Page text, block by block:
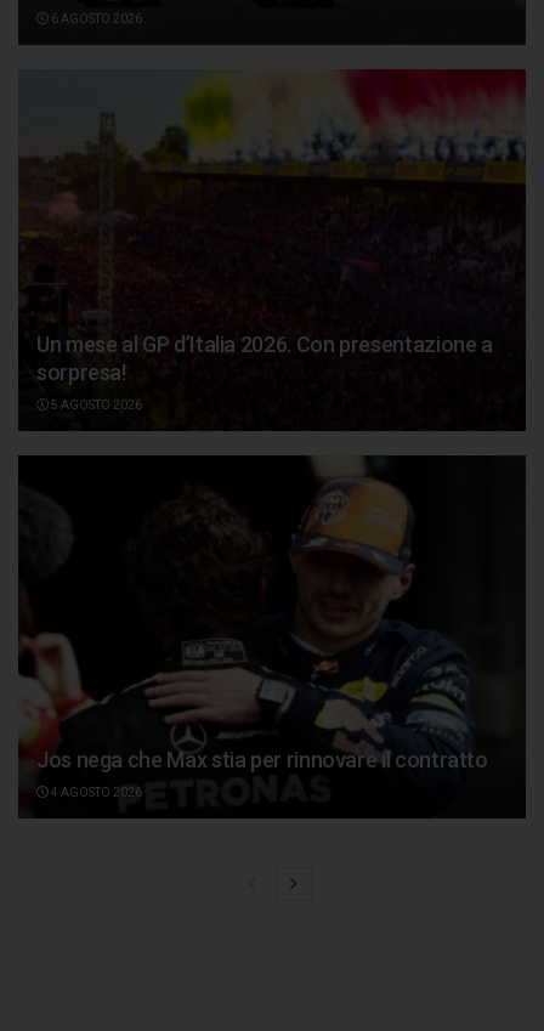
6 AGOSTO 2026
Un mese al GP d’Italia 2026. Con presentazione a
sorpresa!
5 AGOSTO 2026
Jos nega che Max stia per rinnovare il contratto
4 AGOSTO 2026